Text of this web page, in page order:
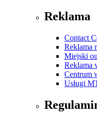
Reklama
Contact
Reklama
Miejski
Reklama
Centrum
Usługi